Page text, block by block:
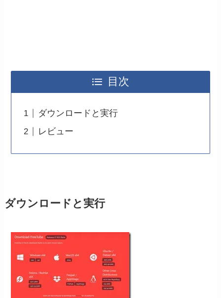
目次
ダウンロードと実行
レビュー
ダウンロードと実行